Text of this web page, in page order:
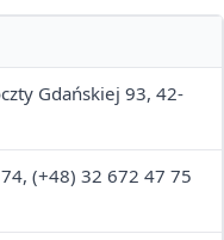
Gdańskiej 93, 42-
(+48) 32 672 47 75